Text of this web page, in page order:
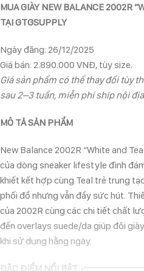
MUA GIÀY NEW BALANCE 2002R
TẠI GTGSUPPLY
Ngày đăng: 26/12/2025
Giá bán: 2.890.000 VNĐ, tùy size.
Giá sản phẩm có thể thay đổi tùy
sau 2–3 tuần, miễn phí ship nội
MÔ TẢ SẢN PHẨM
New Balance 2002R “White and
của dòng sneaker lifestyle đình
khiết kết hợp cùng Teal trẻ trung
phối đồ nhưng vẫn đầy sức hút.
của 2002R cùng các chi tiết chất
đến overlays suede/da giúp đôi
khi sử dụng hằng ngày.
ĐẶC ĐIỂM NỔI BẬT